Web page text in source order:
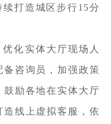
打造城区步行15分
化实体大厅现场人
咨询员，加强政策
励各地在实体大厅
线上虚拟客服，依